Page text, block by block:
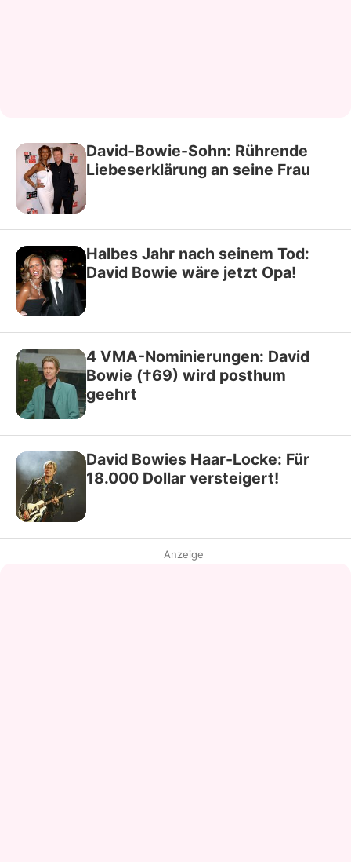
David-Bowie-Sohn: Rührende
Liebeserklärung an seine Frau
Halbes Jahr nach seinem Tod:
David Bowie wäre jetzt Opa!
4 VMA-Nominierungen: David
Bowie (†69) wird posthum
geehrt
David Bowies Haar-Locke: Für
18.000 Dollar versteigert!
Anzeige